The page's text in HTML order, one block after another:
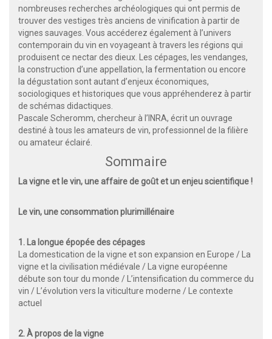
nombreuses recherches archéologiques qui ont permis de
trouver des vestiges très anciens de vinification à partir de
vignes sauvages. Vous accéderez également à l’univers
contemporain du vin en voyageant à travers les régions qui
produisent ce nectar des dieux. Les cépages, les vendanges,
la construction d’une appellation, la fermentation ou encore
la dégustation sont autant d’enjeux économiques,
sociologiques et historiques que vous appréhenderez à partir
de schémas didactiques.
Pascale Scheromm, chercheur à l’INRA, écrit un ouvrage
destiné à tous les amateurs de vin, professionnel de la filière
ou amateur éclairé.
Sommaire
La vigne et le vin, une affaire de goût et un enjeu scientifique !
Le vin, une consommation plurimillénaire
1. La longue épopée des cépages
La domestication de la vigne et son expansion en Europe / La
vigne et la civilisation médiévale / La vigne européenne
débute son tour du monde / L’intensification du commerce du
vin / L’évolution vers la viticulture moderne / Le contexte
actuel
2. À propos de la vigne